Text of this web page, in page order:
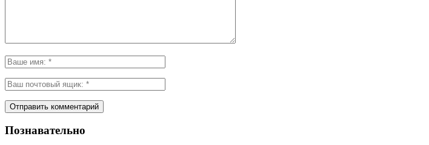
Познавательно